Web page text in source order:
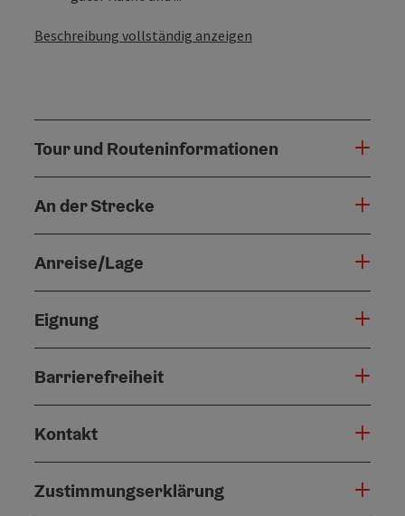
Beschreibung vollständig anzeigen
Tour und Routeninformationen
An der Strecke
Anreise/Lage
Eignung
Barrierefreiheit
Kontakt
Zustimmungserklärung